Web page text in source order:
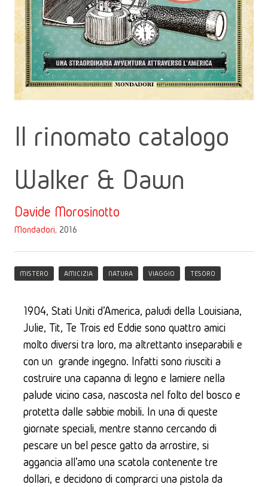
Il rinomato catalogo
Walker & Dawn
Davide Morosinotto
Mondadori, 2016
MISTERO AMICIZIA NATURA VIAGGIO TESORO
1904, Stati Uniti d'America, paludi della Louisiana,
Julie, Tit, Te Trois ed Eddie sono quattro amici
molto diversi tra loro, ma altrettanto inseparabili e
con un  grande ingegno. Infatti sono riusciti a
costruire una capanna di legno e lamiere nella
palude vicino casa, nascosta nel folto del bosco e
protetta dalle sabbie mobili. In una di queste
giornate speciali, mentre stanno cercando di
pescare un bel pesce gatto da arrostire, si
aggancia all'amo una scatola contenente tre
dollari, e decidono di comprarci una pistola da